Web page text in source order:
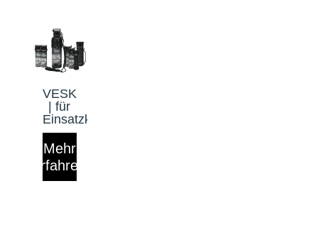
VESK
| für
Einsatzkräfte
Mehr
erfahren